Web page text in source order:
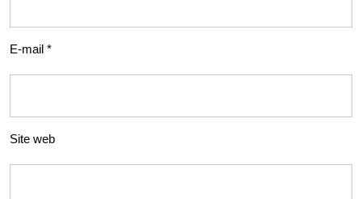
E-mail *
Site web